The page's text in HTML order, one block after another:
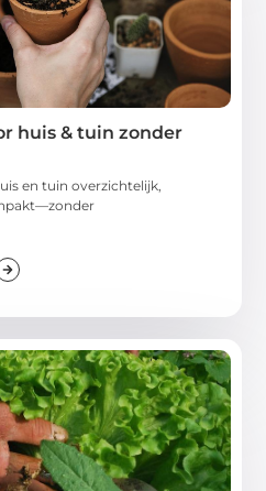
huis & tuin zonder
en tuin overzichtelijk,